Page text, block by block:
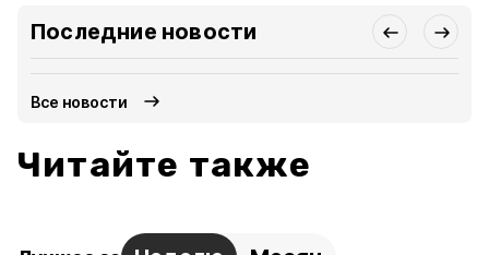
Последние новости
Все новости
Читайте также